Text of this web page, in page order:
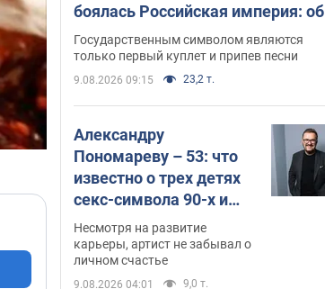
боялась Российская империя: об
этом не рассказывают в школе
Государственным символом являются
только первый куплет и припев песни
9.08.2026 09:15 23,2 т.
Александру
Пономареву – 53: что
известно о трех детях
секс-символа 90-х и
как они выглядят
Несмотря на развитие
карьеры, артист не забывал о
личном счастье
9.08.2026 04:01 9,0 т.